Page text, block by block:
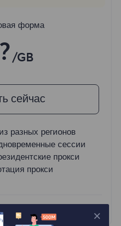
форма
/GB
сейчас
разных регионов
сессии
прокси
прокси